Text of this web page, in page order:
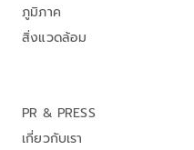
ภูมิภาค
สิ่งแวดล้อม
PR & PRESS
เกี่ยวกับเรา